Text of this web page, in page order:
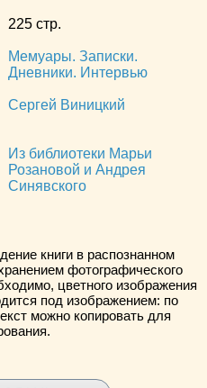
225 стр.
Мемуары. Записки.
Дневники. Интервью
Сергей Виницкий
Из библиотеки Марьи
Розановой и Андрея
Синявского
книги в распознанном
фотографического
цветного изображения
под изображением: по
можно копировать для